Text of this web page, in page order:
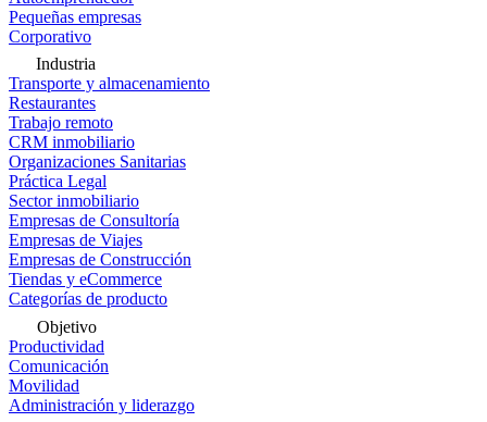
Pequeñas empresas
Corporativo
Industria
Transporte y almacenamiento
Restaurantes
Trabajo remoto
CRM inmobiliario
Organizaciones Sanitarias
Práctica Legal
Sector inmobiliario
Empresas de Consultoría
Empresas de Viajes
Empresas de Construcción
Tiendas y eCommerce
Categorías de producto
Objetivo
Productividad
Comunicación
Movilidad
Administración y liderazgo